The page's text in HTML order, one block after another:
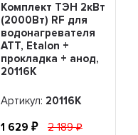
Комплект ТЭН 2кВт
(2000Вт) RF для
водонагревателя
ATT, Etalon +
прокладка + анод,
20116K
Артикул: 20116K
1 629 2 189